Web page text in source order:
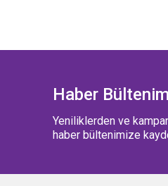
Haber
Yeniliklerden ve
haber bültenimize